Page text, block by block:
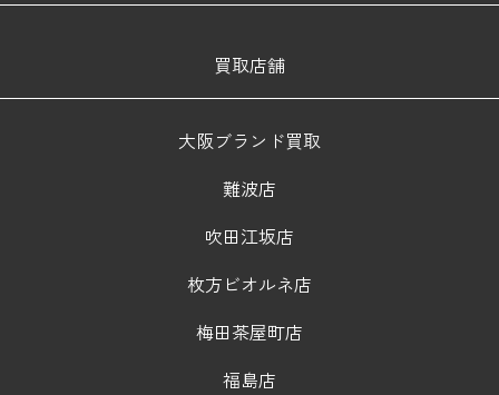
買取店舗
大阪ブランド買取
難波店
吹田江坂店
枚方ビオルネ店
梅田茶屋町店
福島店